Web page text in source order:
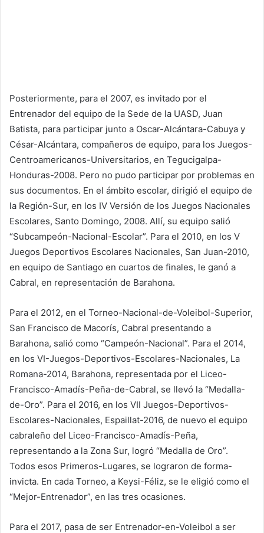
Posteriormente, para el 2007, es invitado por el
Entrenador del equipo de la Sede de la UASD, Juan
Batista, para participar junto a Oscar-Alcántara-Cabuya y
César-Alcántara, compañeros de equipo, para los Juegos-
Centroamericanos-Universitarios, en Tegucigalpa-
Honduras-2008. Pero no pudo participar por problemas en
sus documentos. En el ámbito escolar, dirigió el equipo de
la Región-Sur, en los IV Versión de los Juegos Nacionales
Escolares, Santo Domingo, 2008. Allí, su equipo salió
“Subcampeón-Nacional-Escolar”. Para el 2010, en los V
Juegos Deportivos Escolares Nacionales, San Juan-2010,
en equipo de Santiago en cuartos de finales, le ganó a
Cabral, en representación de Barahona.
Para el 2012, en el Torneo-Nacional-de-Voleibol-Superior,
San Francisco de Macorís, Cabral presentando a
Barahona, salió como “Campeón-Nacional”. Para el 2014,
en los VI-Juegos-Deportivos-Escolares-Nacionales, La
Romana-2014, Barahona, representada por el Liceo-
Francisco-Amadís-Peña-de-Cabral, se llevó la “Medalla-
de-Oro”. Para el 2016, en los VII Juegos-Deportivos-
Escolares-Nacionales, Espaillat-2016, de nuevo el equipo
cabraleño del Liceo-Francisco-Amadís-Peña,
representando a la Zona Sur, logró “Medalla de Oro”.
Todos esos Primeros-Lugares, se lograron de forma-
invicta. En cada Torneo, a Keysi-Féliz, se le eligió como el
“Mejor-Entrenador”, en las tres ocasiones.
Para el 2017, pasa de ser Entrenador-en-Voleibol a ser